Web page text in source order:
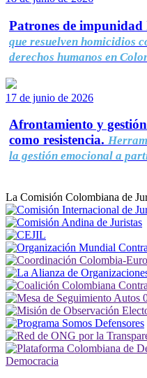
Patrones de impunidad
que resuelven homicidios
derechos humanos en
17 de junio de 2026
Afrontamiento y
como resistencia.
la gestión emocional a
La Comisión Colombiana de